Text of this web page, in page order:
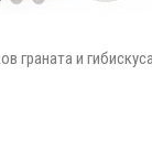
граната и